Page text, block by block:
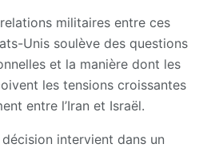
militaires entre ces
Unis soulève des questions
et la manière dont les
les tensions croissantes
entre l’Iran et Israël.
intervient dans un